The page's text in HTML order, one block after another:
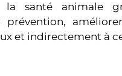
santé animale
et indirectement à